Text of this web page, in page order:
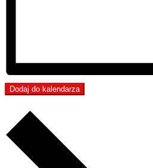
Dodaj do kalendarza